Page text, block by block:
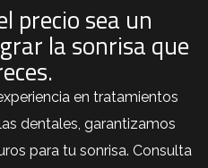
precio sea un
la sonrisa que
en tratamientos
dentales, garantizamos
para tu sonrisa. Consulta